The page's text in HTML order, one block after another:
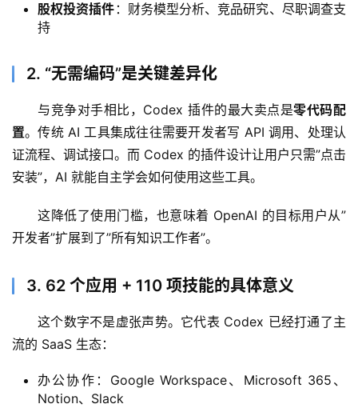
报
股权投资插件 ：财务模型分析、竞品研究、尽职调查支
持
2. “无需编码”是关键差异化
与竞争对手相比，Codex 插件的最大卖点是零代码配
置。传统 AI 工具集成往往需要开发者写 API 调用、处理认
证流程、调试接口。而 Codex 的插件设计让用户只需”点击
安装”，AI 就能自主学会如何使用这些工具。
这降低了使用门槛，也意味着 OpenAI 的目标用户从”
开发者”扩展到了”所有知识工作者”。
3. 62 个应用 + 110 项技能的具体意义
这个数字不是虚张声势。它代表 Codex 已经打通了主
流的 SaaS 生态：
办公协作：Google Workspace、Microsoft 365、
Notion、Slack